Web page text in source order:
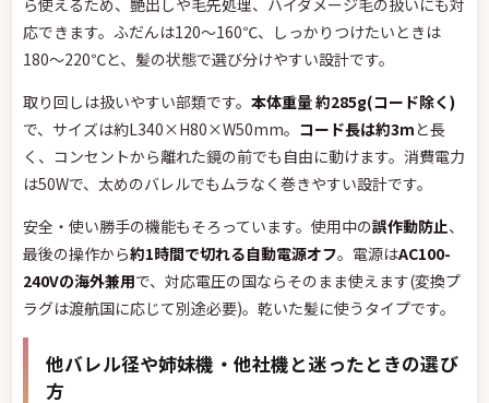
ら使えるため、艶出しや毛先処理、ハイダメージ毛の扱いにも対
応できます。ふだんは120〜160℃、しっかりつけたいときは
180〜220℃と、髪の状態で選び分けやすい設計です。
取り回しは扱いやすい部類です。 本体重量 約285g(コード除く)
で、サイズは約L340×H80×W50mm。 コード長は約3mと長
く、コンセントから離れた鏡の前でも自由に動けます。消費電力
は50Wで、太めのバレルでもムラなく巻きやすい設計です。
安全・使い勝手の機能もそろっています。使用中の誤作動防止、
最後の操作から約1時間で切れる自動電源オフ。電源はAC100-
240Vの海外兼用で、対応電圧の国ならそのまま使えます(変換プ
ラグは渡航国に応じて別途必要)。乾いた髪に使うタイプです。
他バレル径や姉妹機・他社機と迷ったときの選び
方